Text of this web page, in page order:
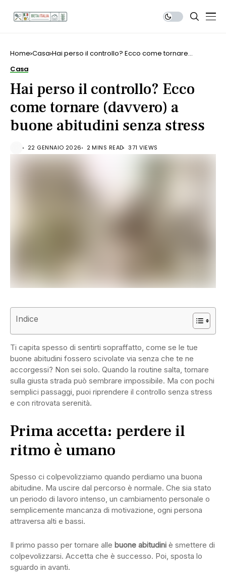
Home Casa Hai perso il controllo? Ecco come tornare
Casa
Hai perso il controllo? Ecco
come tornare (davvero) a
buone abitudini senza stress
22 GENNAIO 2026 2 MINS READ 371 VIEWS
Indice
Ti capita spesso di sentirti sopraffatto, come se le tue
buone abitudini fossero scivolate via senza che te ne
accorgessi? Non sei solo. Quando la routine salta, tornare
sulla giusta strada può sembrare impossibile. Ma con pochi
semplici passaggi, puoi riprendere il controllo senza stress
e con ritrovata serenità.
Prima accetta: perdere il
ritmo è umano
Spesso ci colpevolizziamo quando perdiamo una buona
abitudine. Ma uscire dal percorso è normale. Che sia stato
un periodo di lavoro intenso, un cambiamento personale o
semplicemente mancanza di motivazione, ogni persona
attraversa alti e bassi.
Il primo passo per tornare alle buone abitudini è smettere di
colpevolizzarsi. Accetta che è successo. Poi, sposta lo
sguardo in avanti.